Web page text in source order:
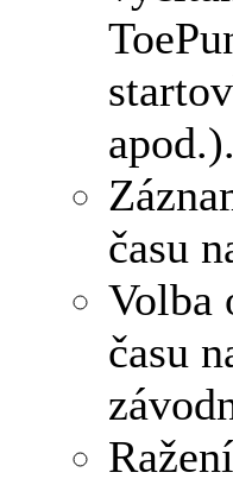
apod.).
času
Volba
času